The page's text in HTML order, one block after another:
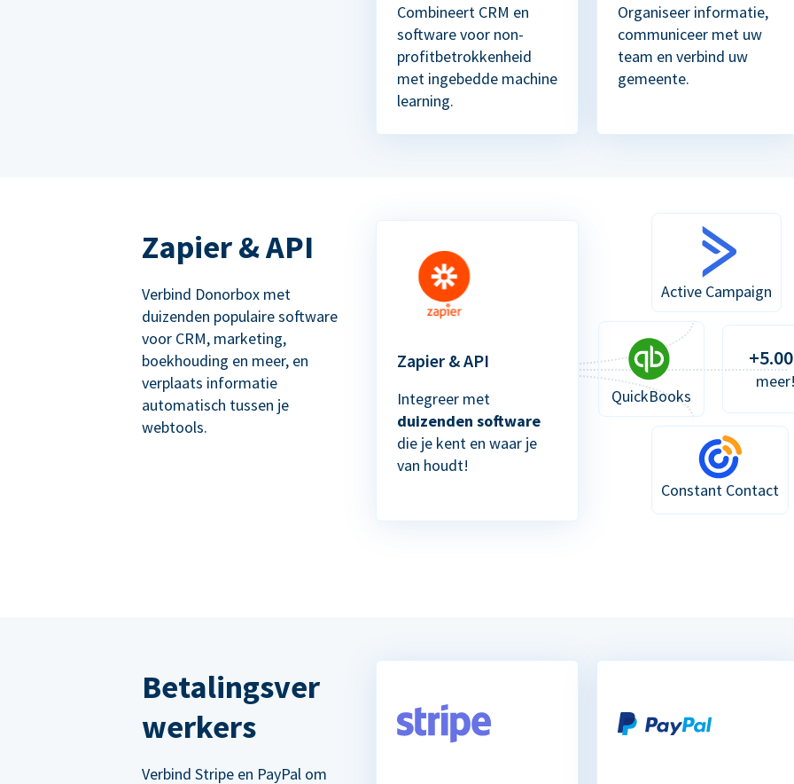
Combineert CRM en
software voor non-
profitbetrokkenheid
met ingebedde machine
learning.
Organiseer informatie,
communiceer met uw
team en verbind uw
gemeente.
Zapier & API
Verbind Donorbox met
duizenden populaire software
voor CRM, marketing,
boekhouding en meer, en
verplaats informatie
automatisch tussen je
webtools.
Zapier & API
Integreer met
duizenden software
die je kent en waar je
van houdt!
Active Campaign
QuickBooks
Constant Contact
Betalingsver
werkers
Verbind Stripe en PayPal om